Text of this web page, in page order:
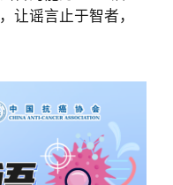
让谣言止于智者，